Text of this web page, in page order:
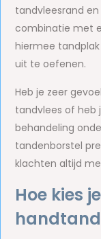
tandvleesrand
combinatie met
hiermee
uit te oefenen.
Heb je zeer
tandvlees of heb
behandeling
tandenborstel
klachten altijd
Hoe kies